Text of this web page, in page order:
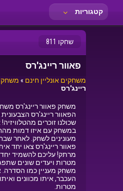
קטגוריות
שחקו 811
פאוור ריינג'רס
משחקים אונליין חינם »
ריינג'רס
משחק פאוור ריינג'רס
הפאוור ריינג'רס
שכולנו זוכרים
במשחק עם איזו דמות
מעונינים לשחק. לאחר
פאוור ריינג'רס צאו יחד
מרתק! עליכם להשמיד
מטרות ויעדים שונים
משחק מעניין כמו
העכבר, איתו מכוונים
מטרות.